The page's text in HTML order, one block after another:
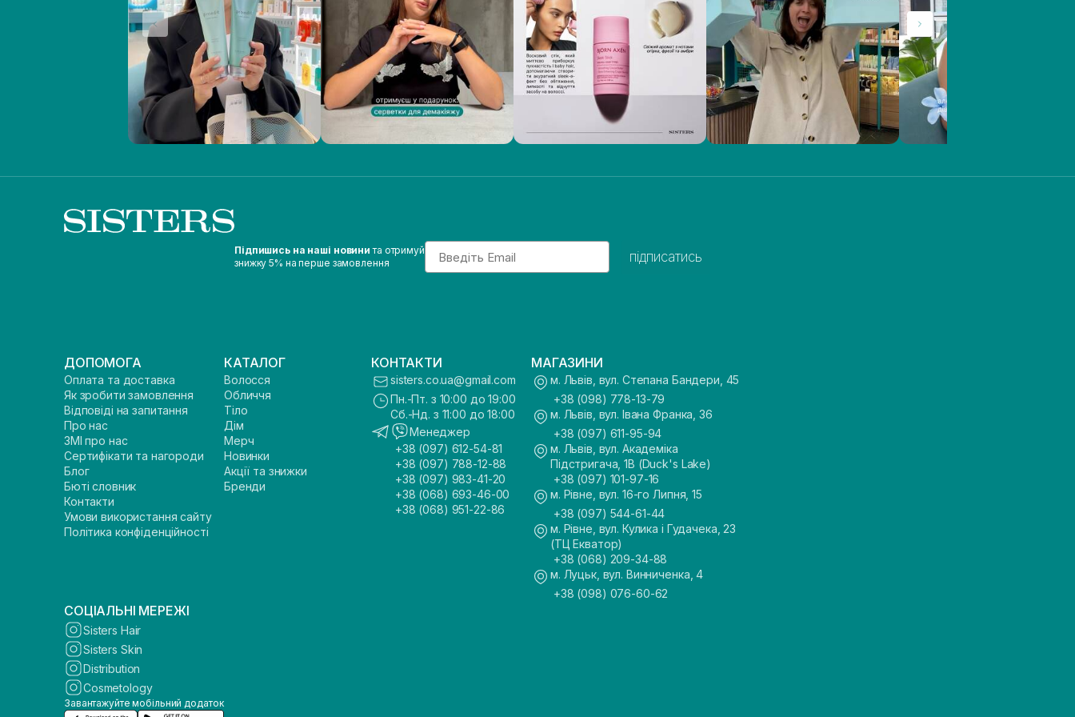
Підпишись на наші новини та отримуй
знижку 5% на перше замовлення
Email
підписатись
ДОПОМОГА
Оплата та доставка
Як зробити замовлення
Відповіді на запитання
Про нас
ЗМІ про нас
Сертифікати та нагороди
Блог
Бюті словник
Контакти
Умови використання сайту
Політика конфіденційності
КАТАЛОГ
Волосся
Обличчя
Тіло
Дім
Мерч
Новинки
Акції та знижки
Бренди
КОНТАКТИ
sisters.co.ua@gmail.com
Пн.-Пт. з 10:00 до 19:00
Сб.-Нд. з 11:00 до 18:00
Менеджер
+38 (097) 612-54-81
+38 (097) 788-12-88
+38 (097) 983-41-20
+38 (068) 693-46-00
+38 (068) 951-22-86
МАГАЗИНИ
м. Львів, вул. Степана Бандери, 45
+38 (098) 778-13-79
м. Львів, вул. Івана Франка, 36
+38 (097) 611-95-94
м. Львів, вул. Академіка
Підстригача, 1В (Duck's Lake)
+38 (097) 101-97-16
м. Рівне, вул. 16-го Липня, 15
+38 (097) 544-61-44
м. Рівне, вул. Кулика і Гудачека, 23
(ТЦ Екватор)
+38 (068) 209-34-88
м. Луцьк, вул. Винниченка, 4
+38 (098) 076-60-62
СОЦІАЛЬНІ МЕРЕЖІ
Sisters Hair
Sisters Skin
Distribution
Cosmetology
Завантажуйте мобільний додаток